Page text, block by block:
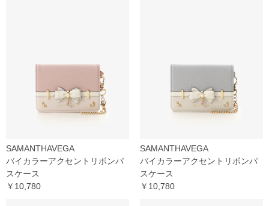
SAMANTHAVEGA
バイカラーアクセントリボンパ
スケース
￥10,780
SAMANTHAVEGA
バイカラーアクセントリボンパ
スケース
￥10,780